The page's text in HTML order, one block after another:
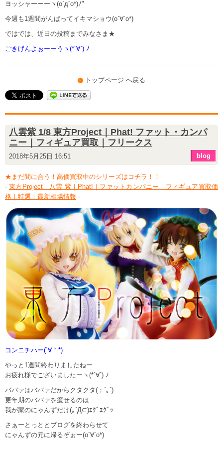
ヨッシャーーーヽ(o`д´o*)ﾉ"
今週も1週間がんばってイキマショウ(o`∀´o*)
ではでは、近日の投稿までみなさま★
ごきげんよぉーーうヽ(*´∀`) ﾉ
トップページ へ戻る
八雲紫 1/8 東方Project｜Phat! ファット・カンパ
ニー｜フィギュア買取｜フリークス
2018年5月25日 16:51 blog
★まだ間に合う！高価買取中のシリーズはコチラ！！
-東方Project｜八雲 紫｜Phat!｜ファットカンパニー｜フィギュア買取価
格｜特選｜最新相場情報 -
コンニチハー(´∀｀*)
やっと1週間終わりましたねー
お疲れ様でございましたーヽ(*´∀`) ﾉ
ババァはババァだからクタクタ(；´｡`)
更年期のババァを癒せるのは
我が家のにゃんずだけ(｡´Д⊂)ｴｸﾞｴｸﾞｯ
さぁーとっととブログを終わらせて
にゃんずの元に帰るぞぉー(o`∀´o*)